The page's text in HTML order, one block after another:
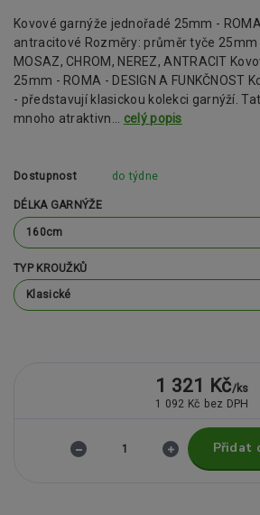
Kovové garnýže jednořadé 25mm -
antracitové Rozměry: průměr tyče 25mm
MOSAZ, CHROM, NEREZ, ANTRACIT
25mm - ROMA - DESIGN A FUNKČNOST
- představují klasickou kolekci garnýží.
mnoho atraktivn... celý popis
Dostupnost do týdne
DÉLKA GARNÝŽE
TYP KROUŽKŮ
1 321 Kč/ks
1 092 Kč bez DPH
Přidat